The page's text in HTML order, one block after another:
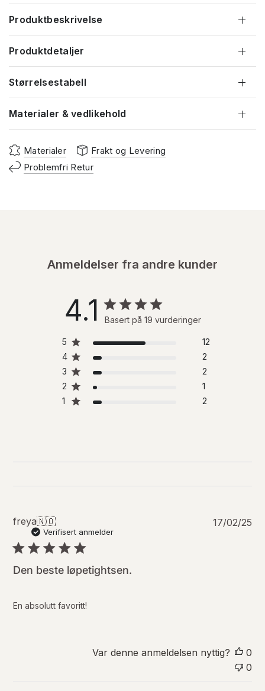
Produktbeskrivelse
Produktdetaljer
Størrelsestabell
Materialer & vedlikehold
Materialer
Frakt og Levering
Problemfri Retur
Anmeldelser fra andre kunder
4.1 Basert på 19 vurderinger
5
12
4
2
3
2
2
1
1
2
freya🇳🇴
Verifisert anmelder
Den beste løpetightsen.
En absolutt favoritt!
P
s
d
17/02/25
Var denne anmeldelsen nyttig?
0
0